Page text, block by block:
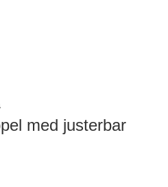
med justerbar